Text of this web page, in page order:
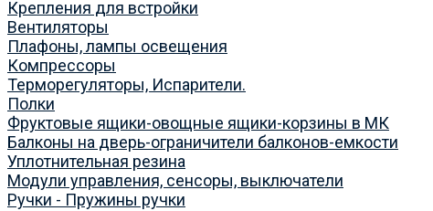
Крепления для встройки
Вентиляторы
Плафоны, лампы освещения
Компрессоры
Терморегуляторы, Испарители.
Полки
Фруктовые ящики-овощные ящики-корзины в МК
Балконы на дверь-ограничители балконов-емкости
Уплотнительная резина
Модули управления, сенсоры, выключатели
Ручки - Пружины ручки